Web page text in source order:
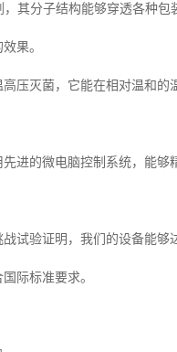
其分子结构能够穿透各种
果。
压灭菌，它能在相对温和
进的微电脑控制系统，能
试验证明，我们的设备能
际标准要求。